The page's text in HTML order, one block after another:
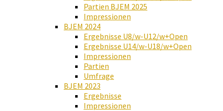
Partien BJEM 2025
Impressionen
BJEM 2024
Ergebnisse U8/w-U12/w+Open
Ergebnisse U14/w-U18/w+Open
Impressionen
Partien
Umfrage
BJEM 2023
Ergebnisse
Impressionen